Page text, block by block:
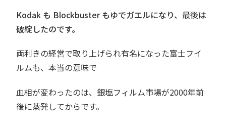
Kodak も Blockbuster もゆでガエルになり、最後は
破綻したのです。
両利きの経営で取り上げられ有名になった富士フイ
ルムも、本当の意味で
血相が変わったのは、銀塩フィルム市場が2000年前
後に蒸発してからです。